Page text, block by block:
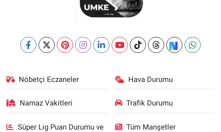
Nöbetçi Eczaneler Hava Durumu
Namaz Vakitleri Trafik Durumu
Süper Lig Puan Durumu ve
Tüm Manşetler